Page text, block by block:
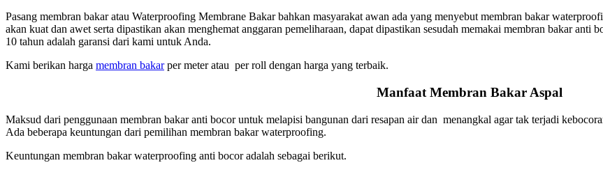
Pasang membran bakar atau Waterproofing Membrane Bakar bahkan masyarakat awan ada yang menyebut membran bakar
akan kuat dan awet serta dipastikan akan menghemat anggaran pemeliharaan, dapat dipastikan sesudah memakai membran bakar
10 tahun adalah garansi dari kami untuk Anda.
Kami berikan harga membran bakarper meter atau per roll dengan harga yang terbaik.
Manfaat Membran Bakar Aspal
Maksud dari penggunaan membran bakar anti bocor untuk melapisi bangunan dari resapan air dan menangkal agar tak terjadi
Ada beberapa keuntungan dari pemilihan membran bakar waterproofing.
Keuntungan membran bakar waterproofing anti bocor adalah sebagai berikut.